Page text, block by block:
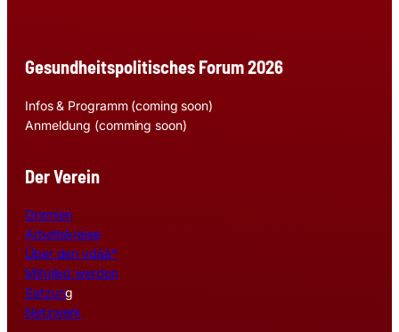
Gesundheitspolitisches Forum 2026
Infos & Programm (coming soon)
Anmeldung (comming soon)
Der Verein
Gremien
Arbeitskreise
Über den vdää*
Mitglied werden
Satzung
Netzwerk